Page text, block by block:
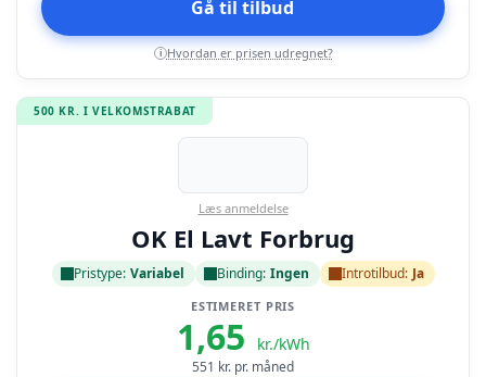
Gå til tilbud
i Hvordan er prisen udregnet?
500 KR. I VELKOMSTRABAT
Læs anmeldelse
OK El Lavt Forbrug
Pristype: Variabel Binding: Ingen Introtilbud: Ja
ESTIMERET PRIS
1,65 kr./kWh
551 kr. pr. måned